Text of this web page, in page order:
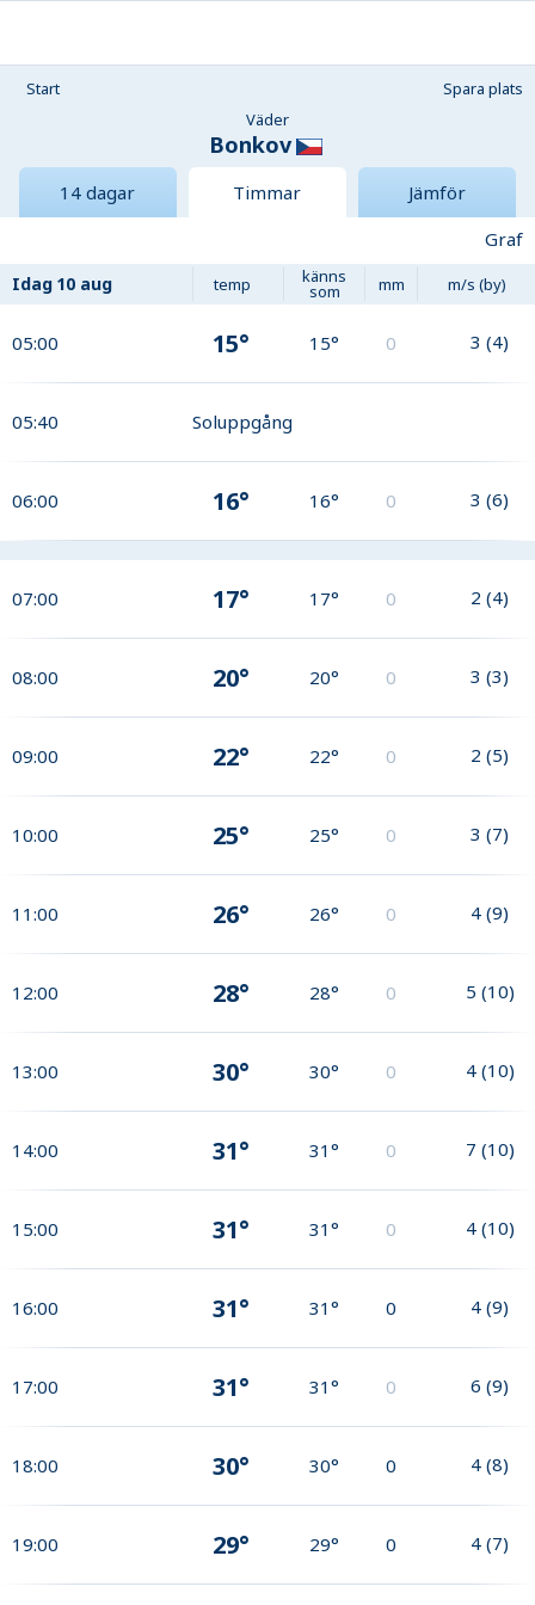
Start
Spara plats
Väder
Bonkov
14 dagar Timmar
Jämför
Graf
Idag 10 aug temp känns
som mm m/s (by)
05:00 15° 15° 0 3 (4)
05:40 Soluppgång
06:00 16° 16° 0 3 (6)
07:00 17° 17° 0 2 (4)
08:00 20° 20° 0 3 (3)
09:00 22° 22° 0 2 (5)
10:00 25° 25° 0 3 (7)
11:00 26° 26° 0 4 (9)
12:00 28° 28° 0 5 (10)
13:00 30° 30° 0 4 (10)
14:00 31° 31° 0 7 (10)
15:00 31° 31° 0 4 (10)
16:00 31° 31° 0 4 (9)
17:00 31° 31° 0 6 (9)
18:00 30° 30° 0 4 (8)
19:00 29° 29° 0 4 (7)